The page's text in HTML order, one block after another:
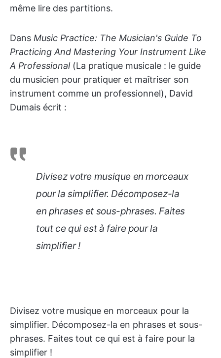
même lire des partitions.
Dans Music Practice: The Musician's Guide To
Practicing And Mastering Your Instrument Like
A Professional(La pratique musicale : le guide
du musicien pour pratiquer et maîtriser son
instrument comme un professionnel), David
Dumais écrit :
Divisez votre musique en morceaux
pour la simplifier. Décomposez-la
en phrases et sous-phrases. Faites
tout ce qui est à faire pour la
simplifier !
Divisez votre musique en morceaux pour la
simplifier. Décomposez-la en phrases et sous-
phrases. Faites tout ce qui est à faire pour la
simplifier !